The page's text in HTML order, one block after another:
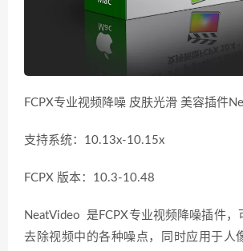
FCPX专业视频降噪 皮肤光滑 美容插件
支持系统：10.13x-10.15x
FCPX 版本：10.3-10.48
NeatVideo 是FCPX专业视频降噪插件，
去除视频中的各种噪点，同时应用于人